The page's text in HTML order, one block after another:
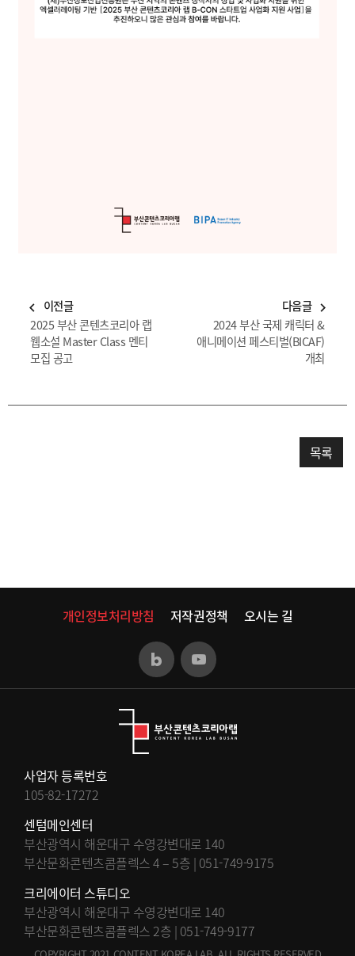
navigate_before 이전글
2025 부산 콘텐츠코리아 랩
웹소설 Master Class 멘티
모집 공고
다음글 navigate_next
2024 부산 국제 캐릭터 &
애니메이션 페스티벌(BICAF)
개최
목록
개인정보처리방침 저작권정책 오시는 길
사업자 등록번호
105-82-17272
센텀메인센터
부산광역시 해운대구 수영강변대로 140
부산문화콘텐츠콤플렉스 4 – 5층 | 051-749-9175
크리에이터 스튜디오
부산광역시 해운대구 수영강변대로 140
부산문화콘텐츠콤플렉스 2층 | 051-749-9177